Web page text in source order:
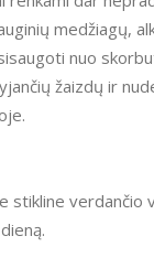
medžiagų,
nuo
žaizdų ir
stikline verdančio